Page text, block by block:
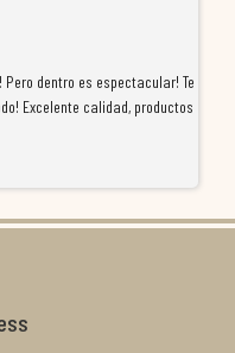
dentro es espectacular! Te
Excelente calidad, productos